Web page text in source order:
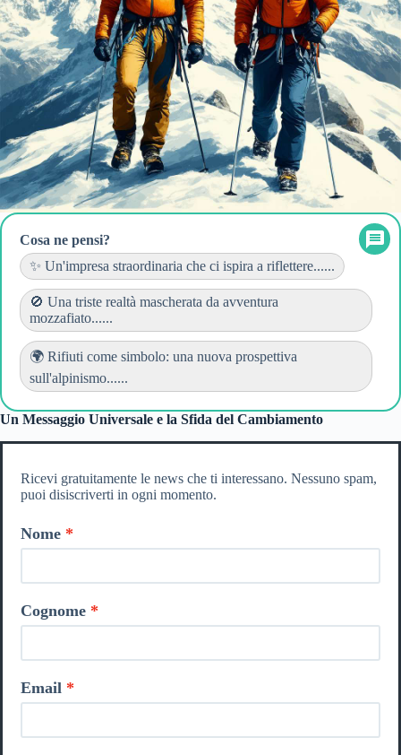
Cosa ne pensi?
✨ Un'impresa straordinaria che ci ispira a riflettere......
🚫 Una triste realtà mascherata da avventura
mozzafiato......
🌍 Rifiuti come simbolo: una nuova prospettiva
sull'alpinismo......
Un Messaggio Universale e la Sfida del Cambiamento
Ricevi gratuitamente le news che ti interessano. Nessuno spam,
puoi disiscriverti in ogni momento.
Nome
Cognome
Email